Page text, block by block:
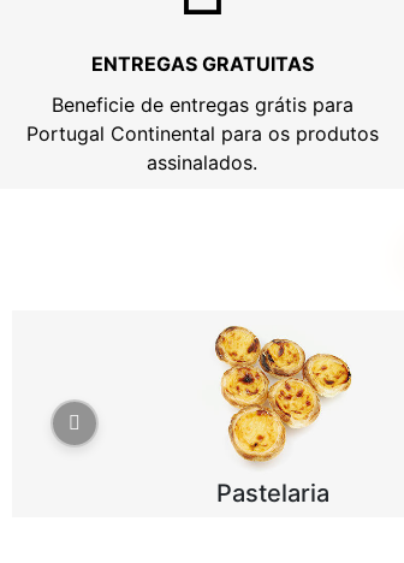
ENTREGAS GRATUITAS
Beneficie de entregas grátis para
Portugal Continental para os produtos
assinalados.
Pastelaria